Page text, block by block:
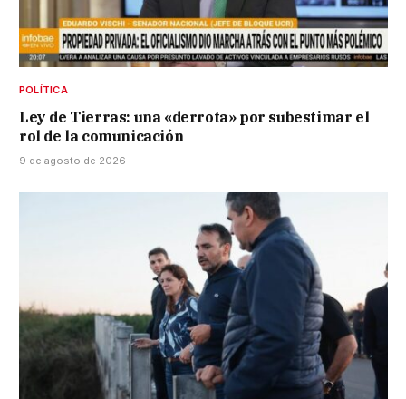
POLÍTICA
Ley de Tierras: una «derrota» por subestimar el
rol de la comunicación
9 de agosto de 2026